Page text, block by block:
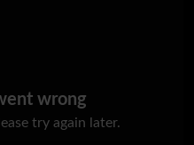
wrong
try again later.